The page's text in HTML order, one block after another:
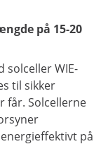
på 15-20
solceller WIE-
til sikker
får. Solcellerne
på